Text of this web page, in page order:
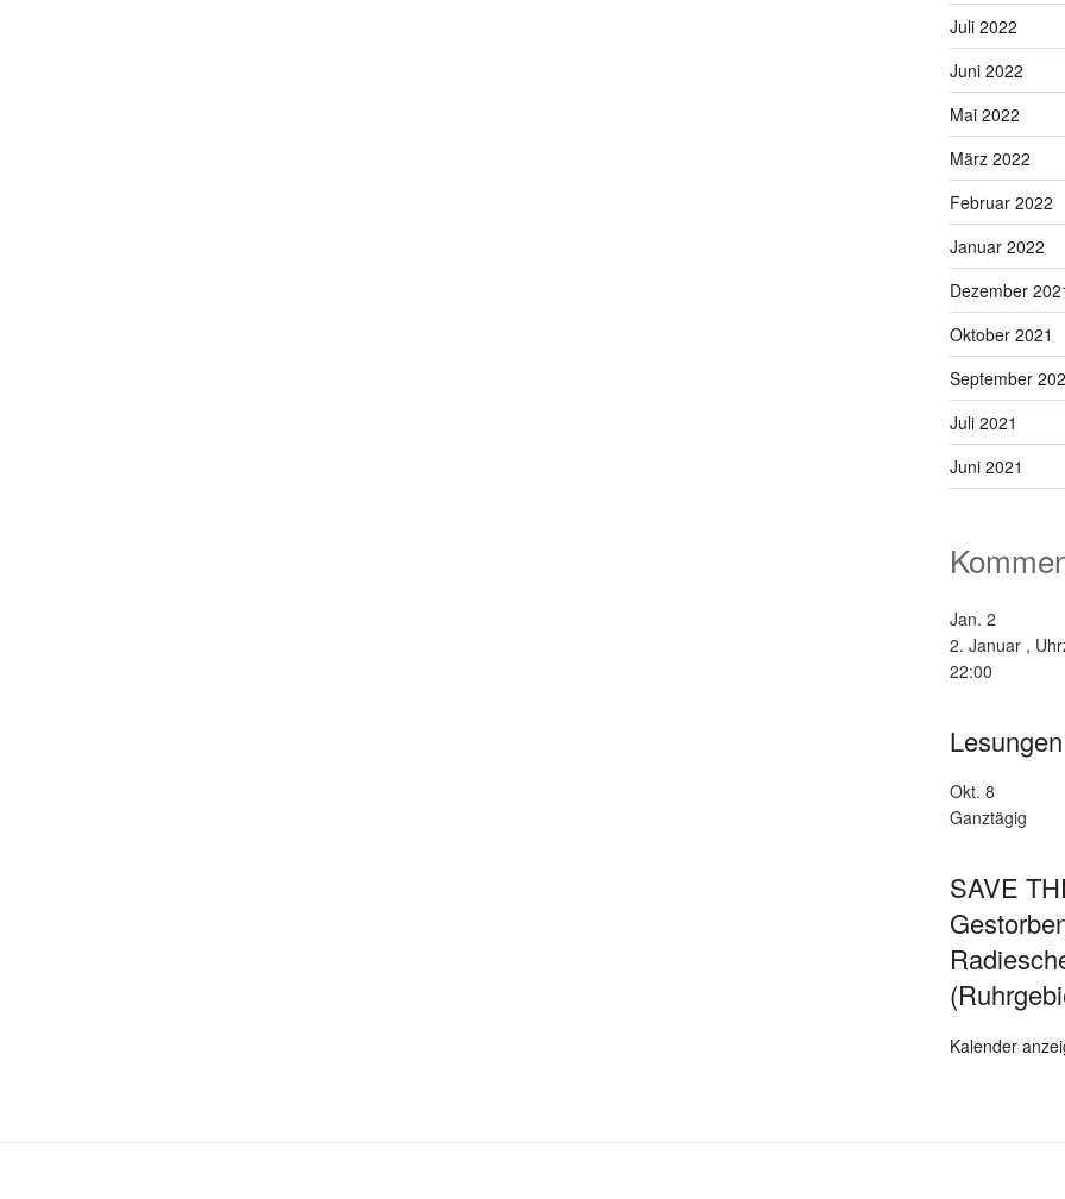
Juli 2022
Juni 2022
Mai 2022
März 2022
Februar 2022
Januar 2022
Dezember
Oktober 2021
September
Juli 2021
Juni 2021
Jan. 2
2. Januar ,
22:00
Okt. 8
Ganztägig
SAVE
Kalender